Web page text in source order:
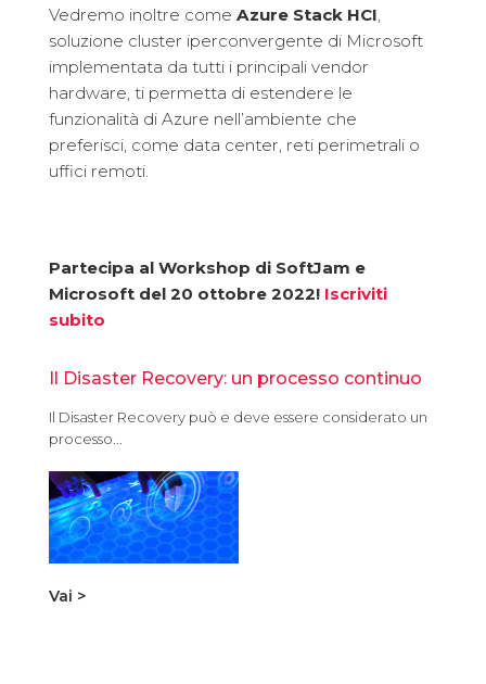
Vedremo inoltre come Azure Stack HCI,
soluzione cluster iperconvergente di Microsoft
implementata da tutti i principali vendor
hardware, ti permetta di estendere le
funzionalità di Azure nell’ambiente che
preferisci, come data center, reti perimetrali o
uffici remoti.
Partecipa al Workshop di SoftJam e
Microsoft del 20 ottobre 2022! Iscriviti
subito
Il Disaster Recovery: un processo continuo
Il Disaster Recovery può e deve essere considerato un
processo...
Vai >